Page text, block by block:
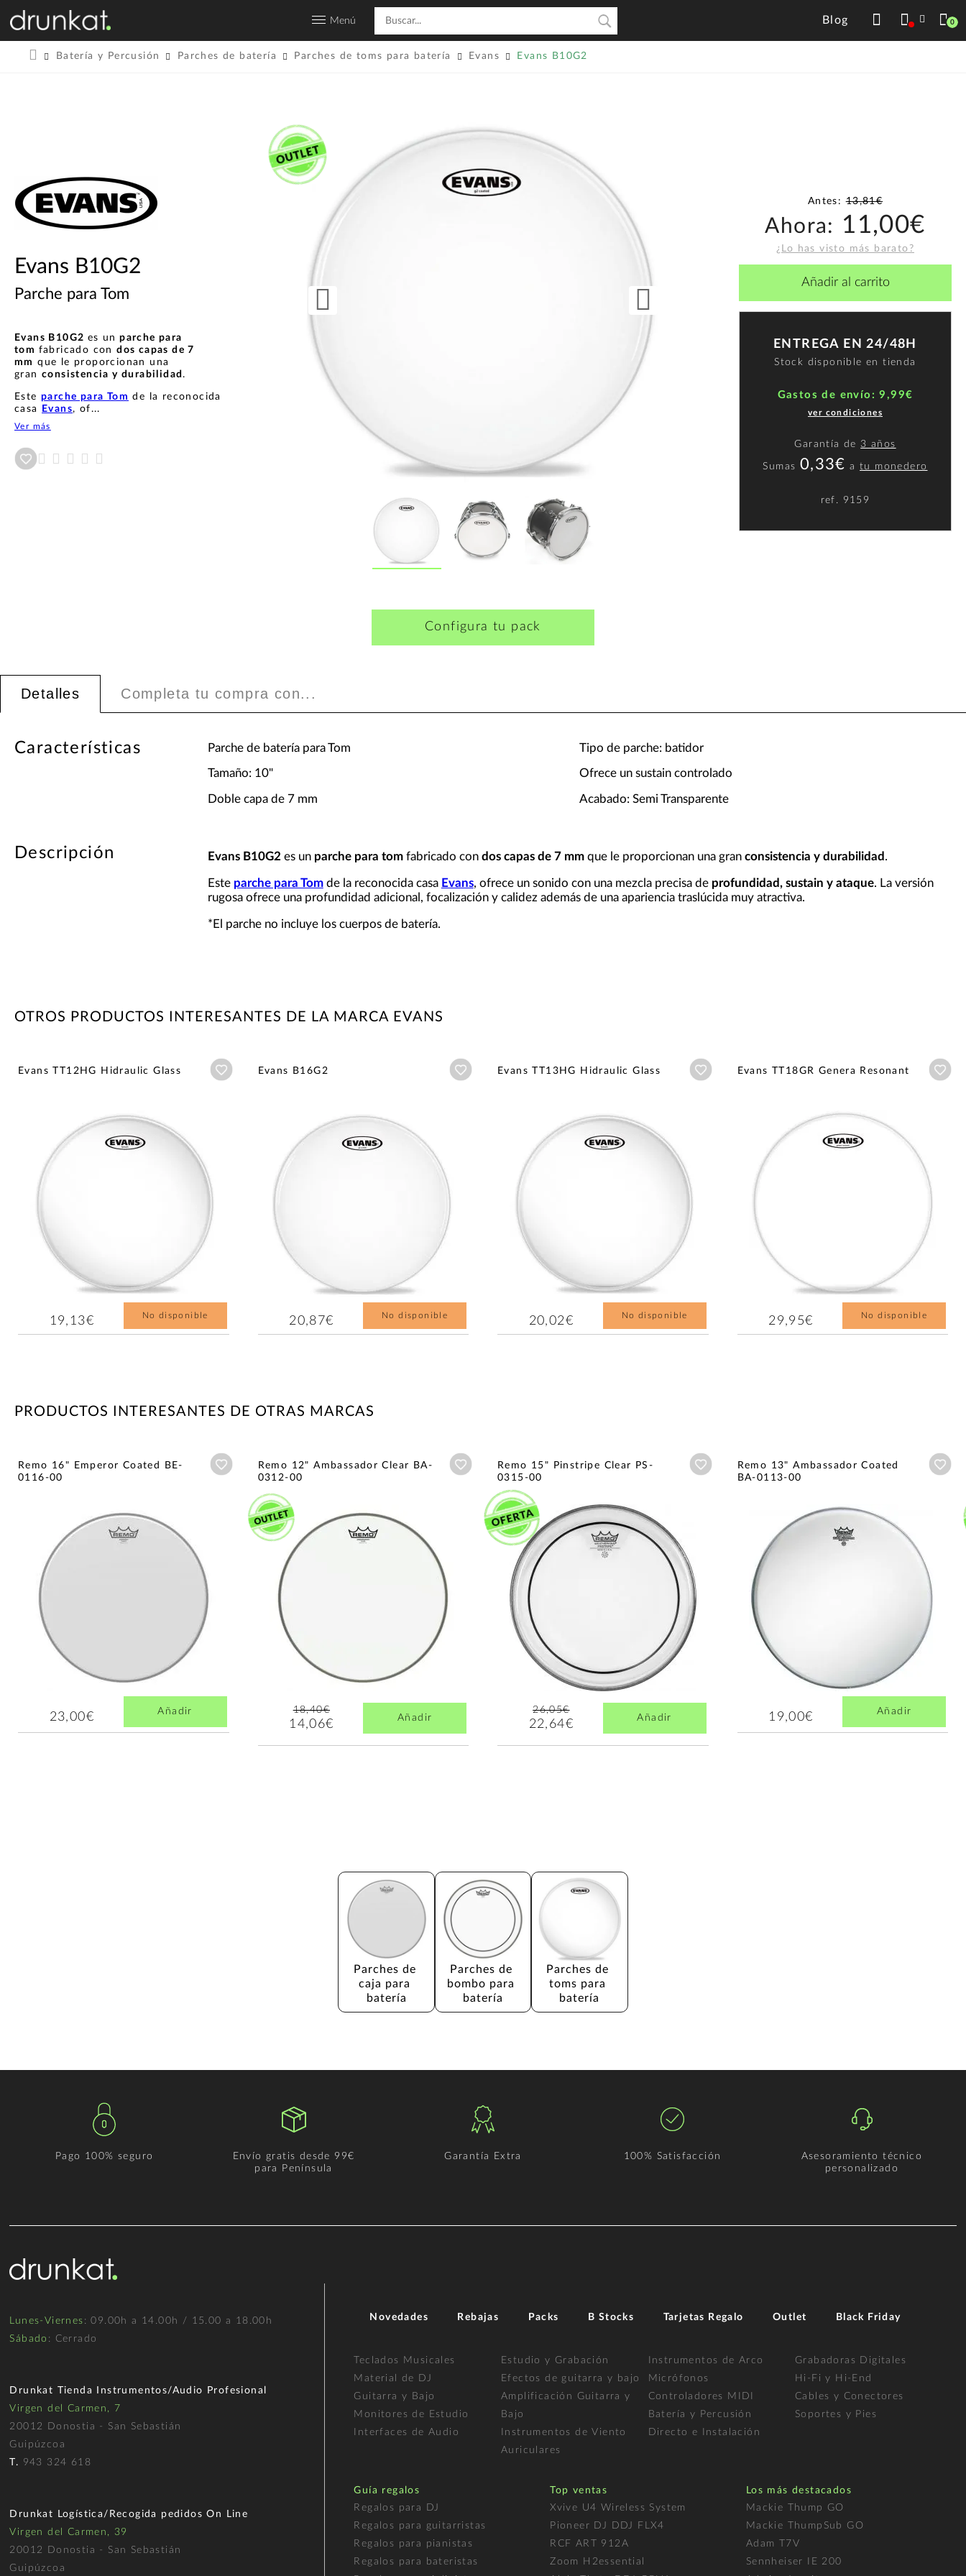
Menú Blog 0
Batería y Percusión Parches de batería Parches de toms para batería Evans Evans B10G2
Evans B10G2
Parche para Tom
Evans B10G2 es un parche para
tom fabricado condos capas de 7
mm que le proporcionan una
gran consistencia y durabilidad.
Este parche para Tom de la reconocida
casa
Evans, of...
Ver más
Configura tu pack
Antes:13,81€
Ahora: 11,00€
¿Lo has visto más barato?
Añadir al carrito
ENTREGA EN 24/48H
Stock disponible en tienda
Gastos de envío: 9,99€
ver condiciones
Garantía de 3 años
Sumas 0,33€ atu monedero
ref. 9159
Detalles Completa tu compra con...
Características Parche de batería para Tom
Tamaño: 10"
Doble capa de 7 mm
Tipo de parche: batidor
Ofrece un sustain controlado
Acabado: Semi Transparente
Descripción Evans B10G2 es unparche para tom fabricado con dos capas de 7 mmque le proporcionan una gran consistencia y durabilidad .
Este parche para Tomde la reconocida casa Evans, ofrece un sonido con una mezcla precisa de profundidad, sustain y ataque. La versión
rugosa ofrece una profundidad adicional, focalización y calidez además de una apariencia traslúcida muy atractiva.
*El parche no incluye los cuerpos de batería.
OTROS PRODUCTOS INTERESANTES DE LA MARCA EVANS
Evans TT12HG Hidraulic Glass Añadir a wishlist
19,13€ No disponible
Evans B16G2 Añadir a wishlist
20,87€ No disponible
Evans TT13HG Hidraulic Glass Añadir a wishlist
20,02€ No disponible
Evans TT18GR Genera Resonant
29,95€ No disponible
PRODUCTOS INTERESANTES DE OTRAS MARCAS
Remo 16" Emperor Coated BE-
0116-00
Añadir a wishlist
23,00€ Añadir
Remo 12" Ambassador Clear BA-
0312-00
Añadir a wishlist
18,40€
14,06€ Añadir
Remo 15" Pinstripe Clear PS-
0315-00
Añadir a wishlist
26,05€
22,64€ Añadir
Remo 13" Ambassador Coated
BA-0113-00
19,00€ Añadir
Parches de
caja para
batería
Parches de
bombo para
batería
Parches de
toms para
batería
Pago 100% seguro
Envío gratis desde 99€
para Península
Garantía Extra 100% Satisfacción
Asesoramiento técnico
personalizado
Lunes-Viernes : 09.00h a 14.00h / 15.00 a 18.00h
Sábado : Cerrado
Drunkat Tienda Instrumentos/Audio Profesional
Virgen del Carmen, 7
20012 Donostia - San Sebastián
Guipúzcoa
T. 943 324 618
Drunkat Logística/Recogida pedidos On Line
Virgen del Carmen, 39
20012 Donostia - San Sebastián
Guipúzcoa
Novedades Rebajas Packs B Stocks Tarjetas Regalo Outlet Black Friday
Teclados Musicales
Material de DJ
Guitarra y Bajo
Monitores de Estudio
Interfaces de Audio
Estudio y Grabación
Efectos de guitarra y bajo
Amplificación Guitarra y
Bajo
Instrumentos de Viento
Auriculares
Instrumentos de Arco
Micrófonos
Controladores MIDI
Batería y Percusión
Directo e Instalación
Grabadoras Digitales
Hi-Fi y Hi-End
Cables y Conectores
Soportes y Pies
Guía regalos
Regalos para DJ
Regalos para guitarristas
Regalos para pianistas
Regalos para bateristas
Top ventas
Xvive U4 Wireless System
Pioneer DJ DDJ FLX4
RCF ART 912A
Zoom H2essential
Los más destacados
Mackie Thump GO
Mackie ThumpSub GO
Adam T7V
Sennheiser IE 200